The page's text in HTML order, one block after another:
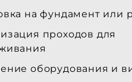
на фундамент или
проходов для
оборудования и